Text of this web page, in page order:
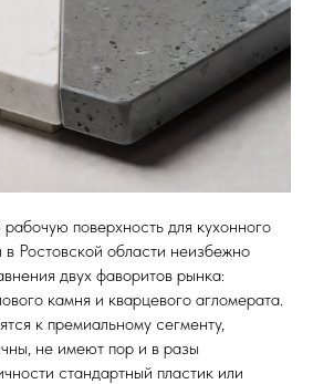
камня
поверхность для кухонного
в Ростовской области неизбежно
двух фаворитов рынка:
камня и кварцевого агломерата.
к премиальному сегменту,
не имеют пор и в разы
стандартный пластик или